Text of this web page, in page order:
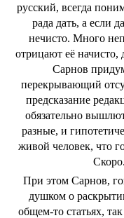
русский, всегда
рада дать, а если
нечисто. Много
отрицают её начисто,
Сарнов
перекрывающий
предсказание
обязательно
разные, и
живой человек, что
При этом Сарнов,
душком о
общем-то статьях,